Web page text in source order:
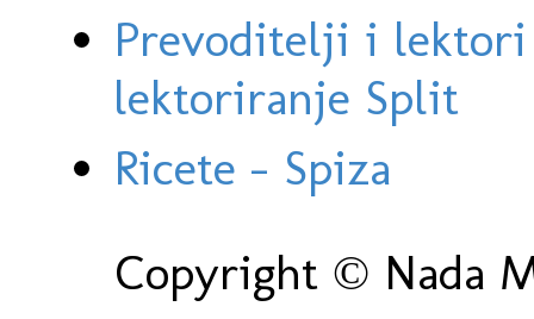
Prevoditelji i
lektoriranje Split
Ricete - Spiza
Copyright © Nada